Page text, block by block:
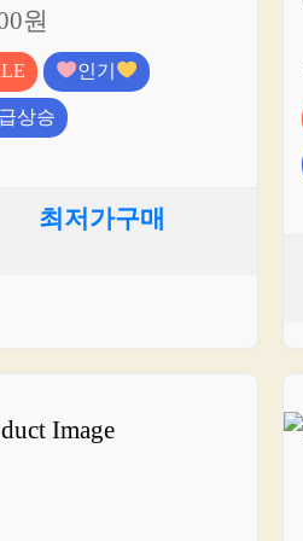
원
인기
상승
최저가구매